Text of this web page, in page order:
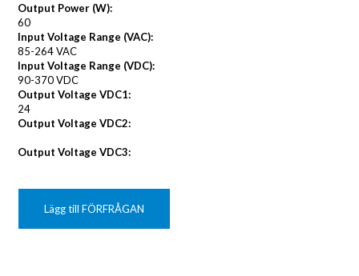
Output Power (W):
60
Input Voltage Range (VAC):
85-264 VAC
Input Voltage Range (VDC):
90-370 VDC
Output Voltage VDC1:
24
Output Voltage VDC2:
Output Voltage VDC3:
Lägg till FÖRFRÅGAN